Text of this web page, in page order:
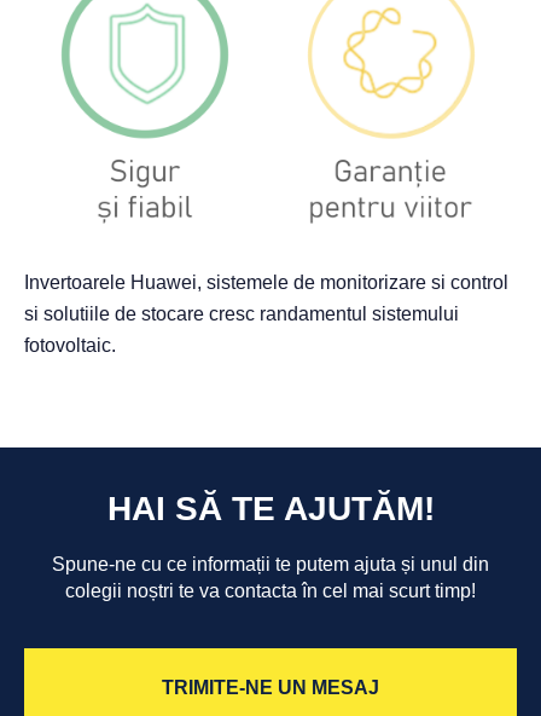
Invertoarele Huawei, sistemele de monitorizare si control
si solutiile de stocare cresc randamentul sistemului
fotovoltaic.
HAI SĂ TE AJUTĂM!
Spune-ne cu ce informații te putem ajuta și unul din
colegii noștri te va contacta în cel mai scurt timp!
TRIMITE-NE UN MESAJ